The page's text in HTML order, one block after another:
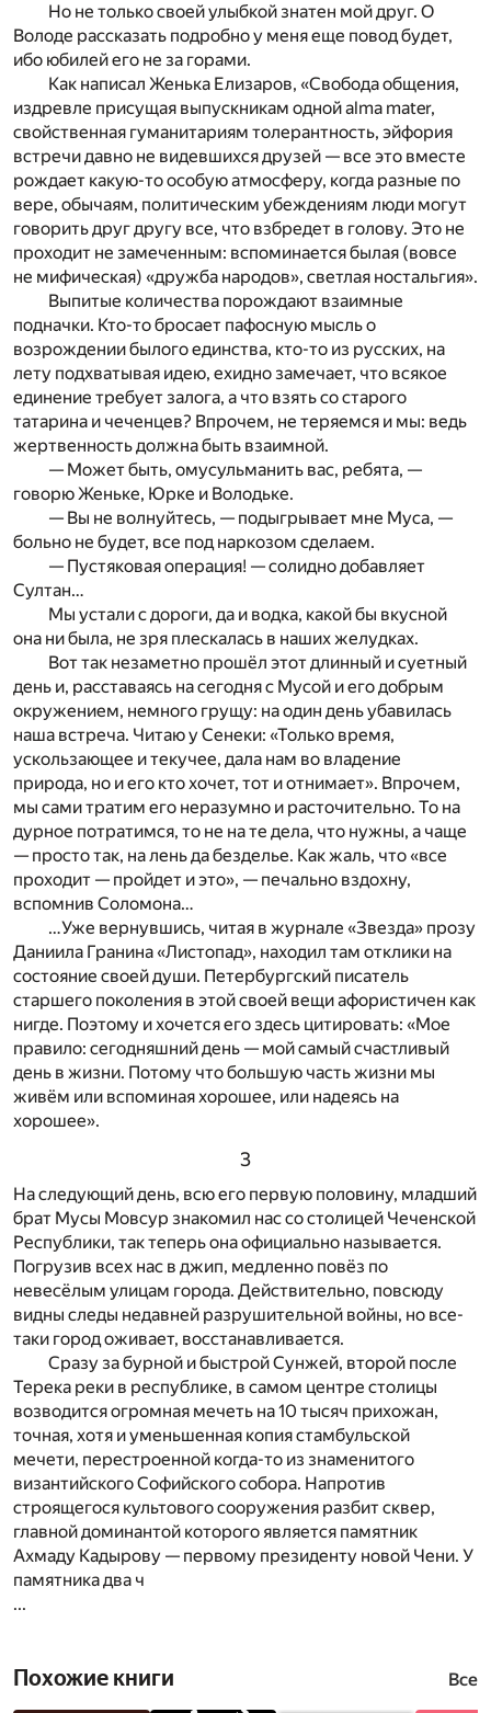
Но не только своей улыбкой знатен мой друг. О
Володе рассказать подробно у меня еще повод будет,
ибо юбилей его не за горами.
Как написал Женька Елизаров, «Свобода общения,
издревле присущая выпускникам одной alma mater,
свойственная гуманитариям толерантность, эйфория
встречи давно не видевшихся друзей — все это вместе
рождает какую-то особую атмосферу, когда разные по
вере, обычаям, политическим убеждениям люди могут
говорить друг другу все, что взбредет в голову. Это не
проходит не замеченным: вспоминается былая (вовсе
не мифическая) «дружба народов», светлая ностальгия».
Выпитые количества порождают взаимные
подначки. Кто-то бросает пафосную мысль о
возрождении былого единства, кто-то из русских, на
лету подхватывая идею, ехидно замечает, что всякое
единение требует залога, а что взять со старого
татарина и чеченцев? Впрочем, не теряемся и мы: ведь
жертвенность должна быть взаимной.
— Может быть, омусульманить вас, ребята, —
говорю Женьке, Юрке и Володьке.
— Вы не волнуйтесь, — подыгрывает мне Муса, —
больно не будет, все под наркозом сделаем.
— Пустяковая операция! — солидно добавляет
Султан…
Мы устали с дороги, да и водка, какой бы вкусной
она ни была, не зря плескалась в наших желудках.
Вот так незаметно прошёл этот длинный и суетный
день и, расставаясь на сегодня с Мусой и его добрым
окружением, немного грущу: на один день убавилась
наша встреча. Читаю у Сенеки: «Только время,
ускользающее и текучее, дала нам во владение
природа, но и его кто хочет, тот и отнимает». Впрочем,
мы сами тратим его неразумно и расточительно. То на
дурное потратимся, то не на те дела, что нужны, а чаще
— просто так, на лень да безделье. Как жаль, что «все
проходит — пройдет и это», — печально вздохну,
вспомнив Соломона…
…Уже вернувшись, читая в журнале «Звезда» прозу
Даниила Гранина «Листопад», находил там отклики на
состояние своей души. Петербургский писатель
старшего поколения в этой своей вещи афористичен как
нигде. Поэтому и хочется его здесь цитировать: «Мое
правило: сегодняшний день — мой самый счастливый
день в жизни. Потому что большую часть жизни мы
живём или вспоминая хорошее, или надеясь на
хорошее».
3
На следующий день, всю его первую половину, младший
брат Мусы Мовсур знакомил нас со столицей Чеченской
Республики, так теперь она официально называется.
Погрузив всех нас в джип, медленно повёз по
невесёлым улицам города. Действительно, повсюду
видны следы недавней разрушительной войны, но все-
таки город оживает, восстанавливается.
Сразу за бурной и быстрой Сунжей, второй после
Терека реки в республике, в самом центре столицы
возводится огромная мечеть на 10 тысяч прихожан,
точная, хотя и уменьшенная копия стамбульской
мечети, перестроенной когда-то из знаменитого
византийского Софийского собора. Напротив
строящегося культового сооружения разбит сквер,
главной доминантой которого является памятник
Ахмаду Кадырову — первому президенту новой Чени. У
памятника два ч
...
Похожие книги Все